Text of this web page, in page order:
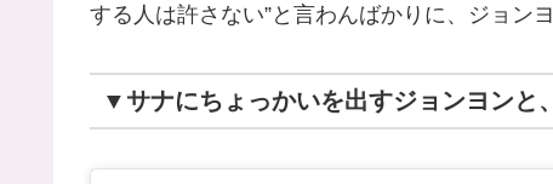
する人は許さない”と言わんばかりに、ジョン
▼サナにちょっかいを出すジョンヨンと